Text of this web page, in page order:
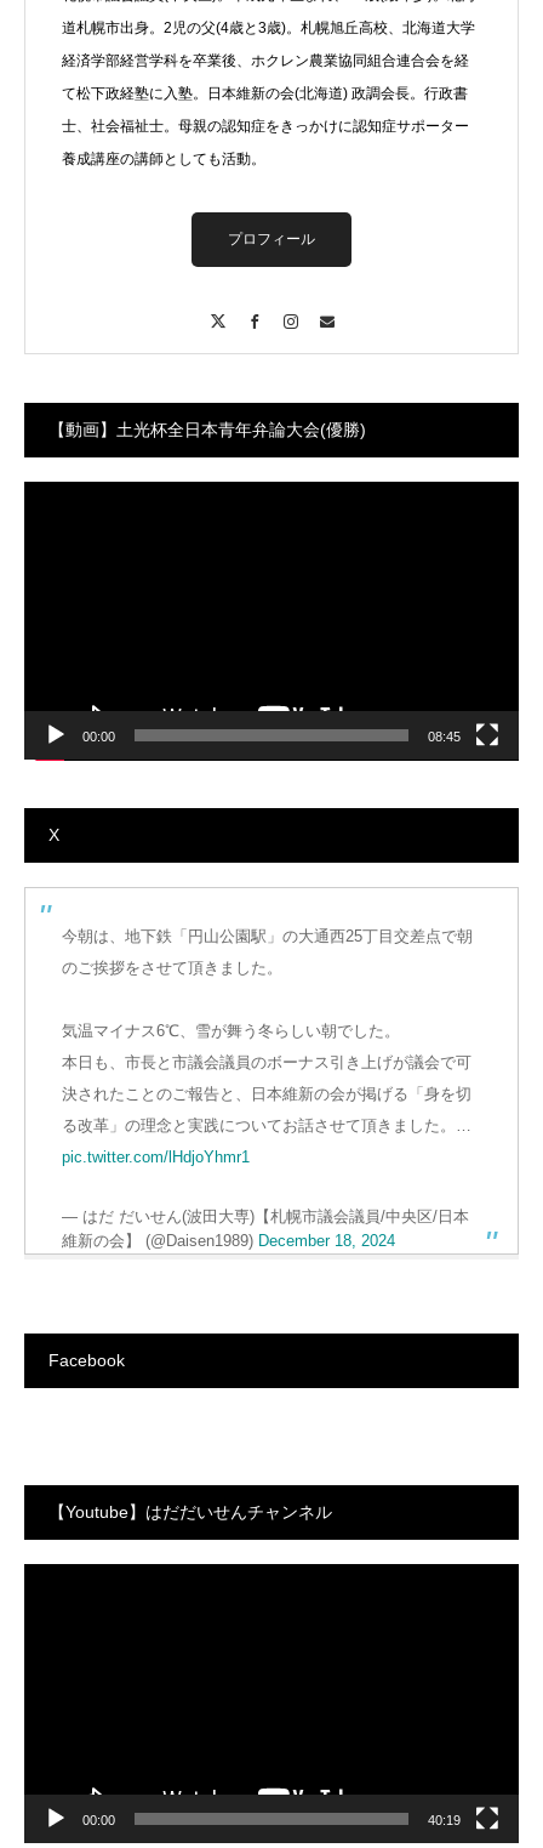
道札幌市出身。2児の父(4歳と3歳)。札幌旭丘高校、北海道大学
経済学部経営学科を卒業後、ホクレン農業協同組合連合会を経
て松下政経塾に入塾。日本維新の会(北海道) 政調会長。行政書
士、社会福祉士。母親の認知症をきっかけに認知症サポーター
養成講座の講師としても活動。
プロフィール
【動画】土光杯全日本青年弁論大会(優勝)
動
00:00 08:45
X
今朝は、地下鉄「円山公園駅」の大通西25丁目交差点で朝
のご挨拶をさせて頂きました。
気温マイナス6℃、雪が舞う冬らしい朝でした。
本日も、市長と市議会議員のボーナス引き上げが議会で可
決されたことのご報告と、日本維新の会が掲げる「身を切
る改革」の理念と実践についてお話させて頂きました。…
pic.twitter.com/lHdjoYhmr1
— はだ だいせん(波田大専)【札幌市議会議員/中央区/日本
維新の会】 (@Daisen1989) December 18, 2024
Facebook
【Youtube】はだだいせんチャンネル
00:00 40:19